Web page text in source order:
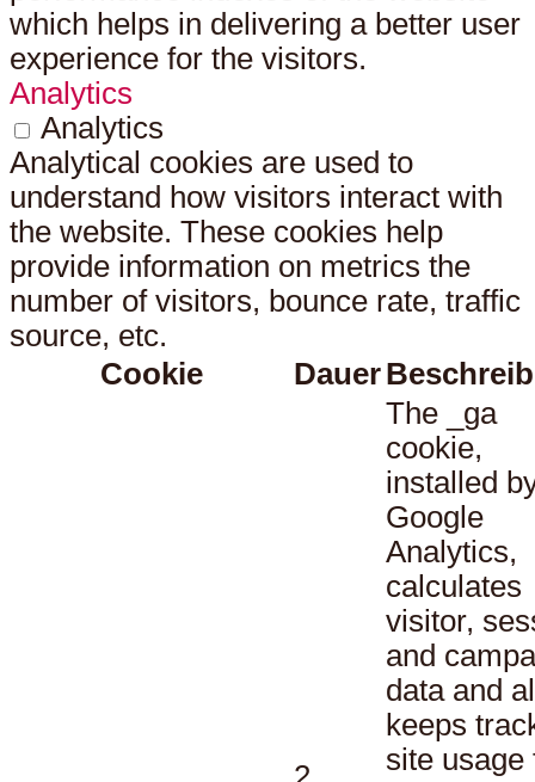
which helps in delivering a better user
experience for the visitors.
Analytics
Analytics
Analytical cookies are used to
understand how visitors interact with
the website. These cookies help
provide information on metrics the
number of visitors, bounce rate, traffic
source, etc.
Cookie
Dauer
The _ga
cookie,
installed
Google
Analytics,
calculates
visitor,
and
data and
keeps
site usage